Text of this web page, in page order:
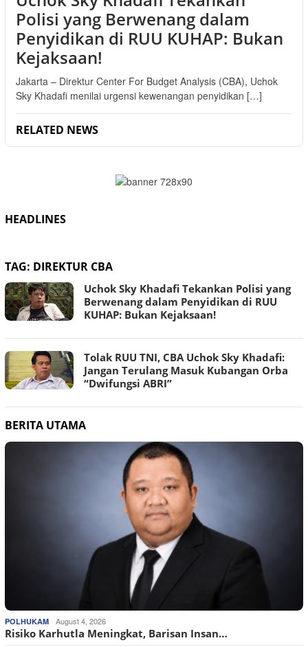
Polisi yang Berwenang dalam
Penyidikan di RUU KUHAP: Bukan
Kejaksaan!
Jakarta – Direktur Center For Budget Analysis (CBA), Uchok
Sky Khadafi menilai urgensi kewenangan penyidikan […]
RELATED NEWS
HEADLINES
TAG: DIREKTUR CBA
Uchok Sky Khadafi Tekankan Polisi yang
Berwenang dalam Penyidikan di RUU
KUHAP: Bukan Kejaksaan!
Tolak RUU TNI, CBA Uchok Sky Khadafi:
Jangan Terulang Masuk Kubangan Orba
“Dwifungsi ABRI”
BERITA UTAMA
POLHUKAM August 4, 2026
Risiko Karhutla Meningkat, Barisan Insan…